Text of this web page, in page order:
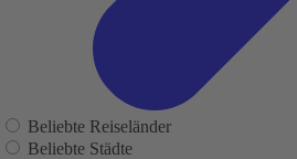
Beliebte Reiseländer
Beliebte Städte